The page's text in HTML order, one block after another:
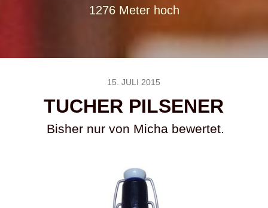
1276 Meter hoch
15. JULI 2015
TUCHER PILSENER
Bisher nur von Micha bewertet.